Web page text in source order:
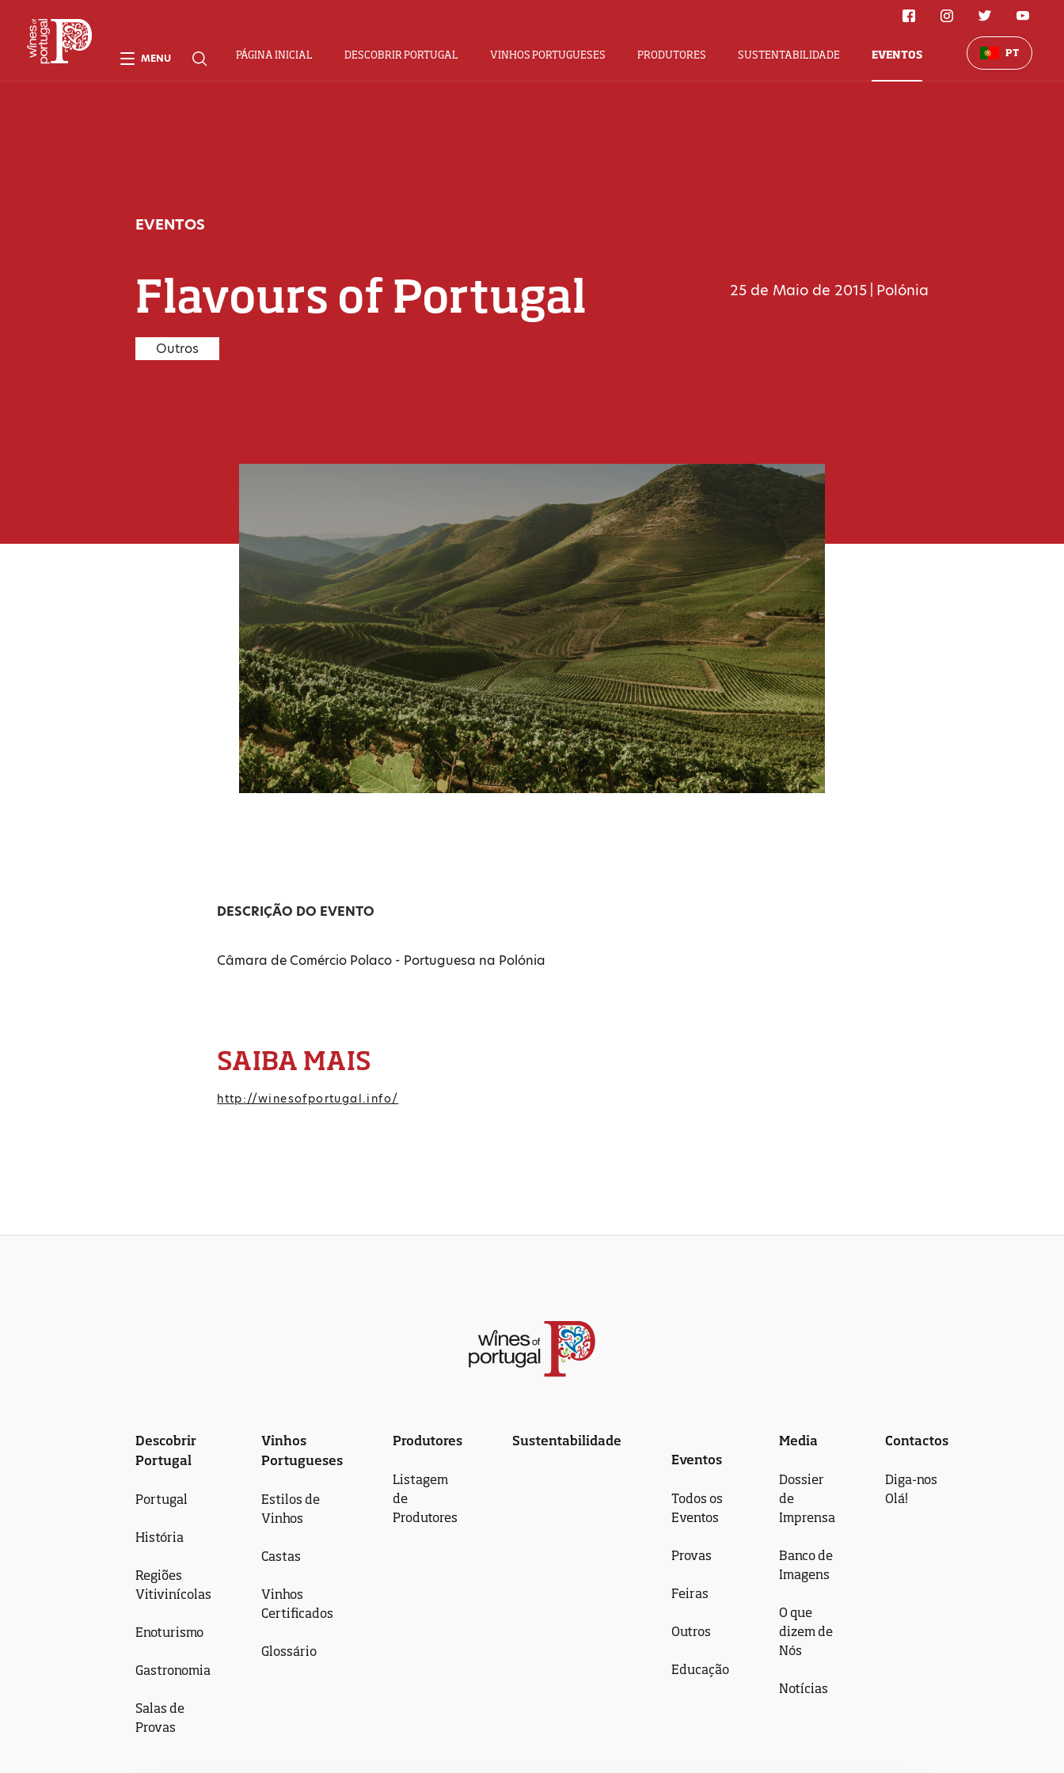
EVENTOS
Flavours of Portugal
Outros
25 de Maio de 2015 Polónia
DESCRIÇÃO DO EVENTO
Câmara de Comércio Polaco - Portuguesa na Polónia
SAIBA MAIS
http://winesofportugal.info/
MENU PÁGINA INICIAL DESCOBRIR PORTUGAL VINHOS PORTUGUESES PRODUTORES SUSTENTABILIDADE EVENTOS PT
Descobrir
Portugal
Portugal
História
Regiões
Vitivinícolas
Enoturismo
Gastronomia
Salas de
Provas
Vinhos
Portugueses
Estilos de
Vinhos
Castas
Vinhos
Certificados
Glossário
Produtores
Listagem
de
Produtores
Sustentabilidade
Eventos
Todos os
Eventos
Provas
Feiras
Outros
Educação
Media
Dossier
de
Imprensa
Banco de
Imagens
O que
dizem de
Nós
Notícias
Contactos
Diga-nos
Olá!